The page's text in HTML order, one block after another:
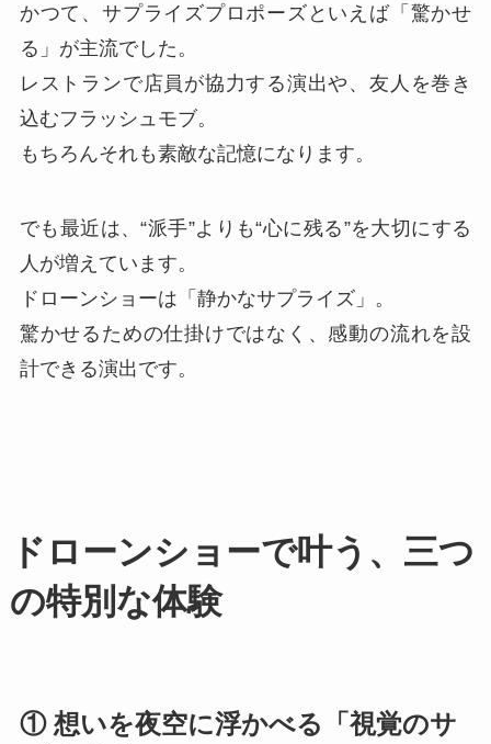
かつて、サプライズプロポーズといえば「驚かせ
る」が主流でした。
レストランで店員が協力する演出や、友人を巻き
込むフラッシュモブ。
もちろんそれも素敵な記憶になります。
でも最近は、“派手”よりも“心に残る”を大切にする
人が増えています。
ドローンショーは「静かなサプライズ」。
驚かせるための仕掛けではなく、感動の流れを設
計できる演出です。
ドローンショーで叶う、三つ
の特別な体験
① 想いを夜空に浮かべる「視覚のサ